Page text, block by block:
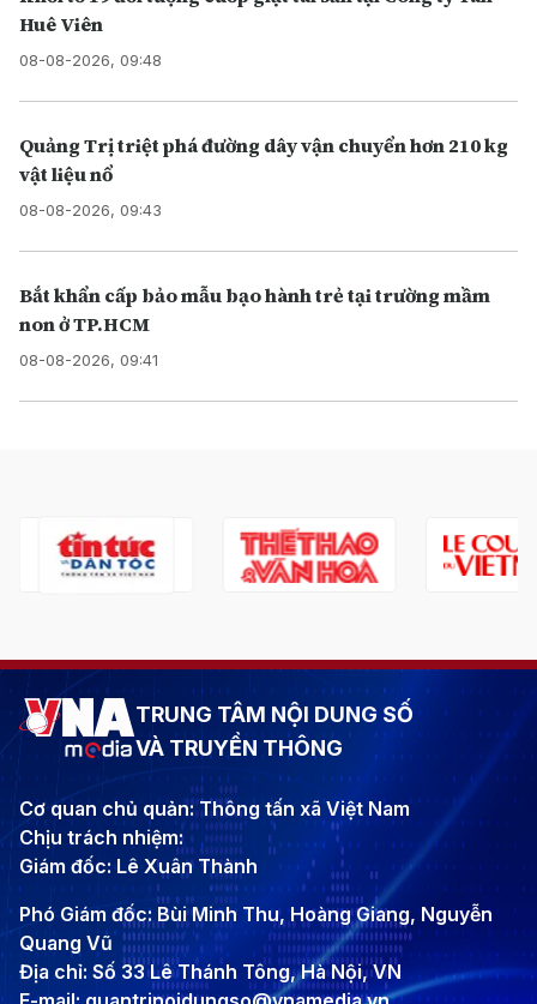
Huê Viên
08-08-2026, 09:48
Quảng Trị triệt phá đường dây vận chuyển hơn 210 kg
vật liệu nổ
08-08-2026, 09:43
Bắt khẩn cấp bảo mẫu bạo hành trẻ tại trường mầm
non ở TP.HCM
08-08-2026, 09:41
TRUNG TÂM NỘI DUNG SỐ
VÀ TRUYỀN THÔNG
Cơ quan chủ quản: Thông tấn xã Việt Nam
Chịu trách nhiệm:
Giám đốc: Lê Xuân Thành
Phó Giám đốc: Bùi Minh Thu, Hoàng Giang, Nguyễn
Quang Vũ
Địa chỉ: Số 33 Lê Thánh Tông, Hà Nội, VN